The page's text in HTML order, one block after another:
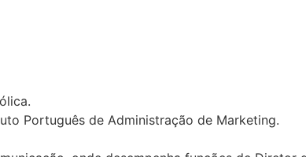
Português de Administração de Marketing.